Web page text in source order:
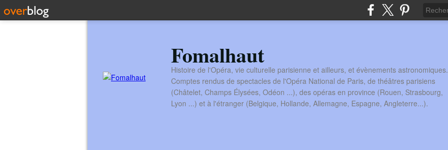
Fomalhaut
Histoire de l'Opéra, vie culturelle parisienne et ailleurs, et évènements astronomiques.
Comptes rendus de spectacles de l'Opéra National de Paris, de théâtres parisiens
(Châtelet, Champs Élysées, Odéon ...), des opéras en province (Rouen, Strasbourg,
Lyon ...) et à l'étranger (Belgique, Hollande, Allemagne, Espagne, Angleterre...).